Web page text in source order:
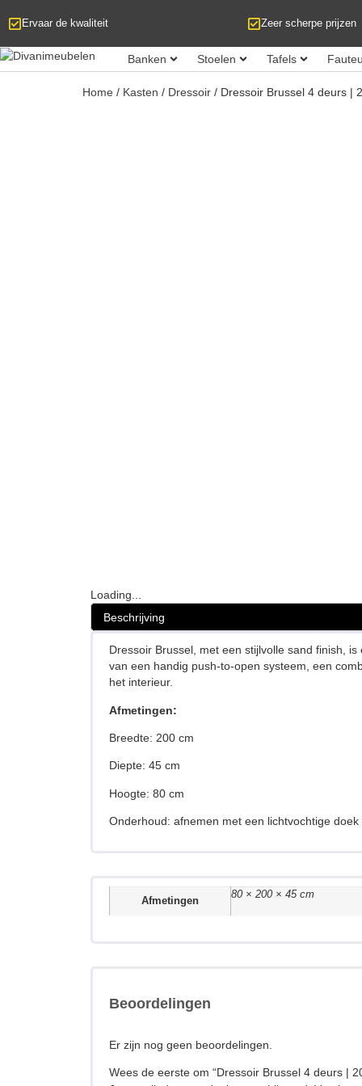
Ervaar de kwaliteit Zeer scherpe prijzen
Banken Stoelen Tafels
Home / Kasten / Dressoir / Dressoir Brussel 4 deurs |
Loading...
Beschrijving
Dressoir Brussel, met een stijlvolle sand finish,
van een handig push-to-open systeem, een
het interieur.
Afmetingen:
Breedte: 200 cm
Diepte: 45 cm
Hoogte: 80 cm
Onderhoud: afnemen met een lichtvochtige doek
Afmetingen
80 × 200 × 45 cm
Beoordelingen
Er zijn nog geen beoordelingen.
Wees de eerste om “Dressoir Brussel 4 deurs |